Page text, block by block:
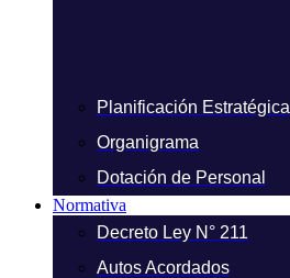
Planificación Estratégica
Organigrama
Dotación de Personal
Normativa
Decreto Ley N° 211
Autos Acordados